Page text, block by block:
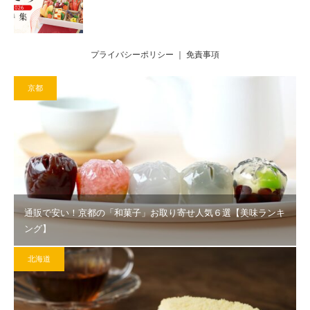
プライバシーポリシー 免責事項
京都
通販で安い！京都の「和菓子」お取り寄せ人気６選【美味ランキ
ング】
北海道